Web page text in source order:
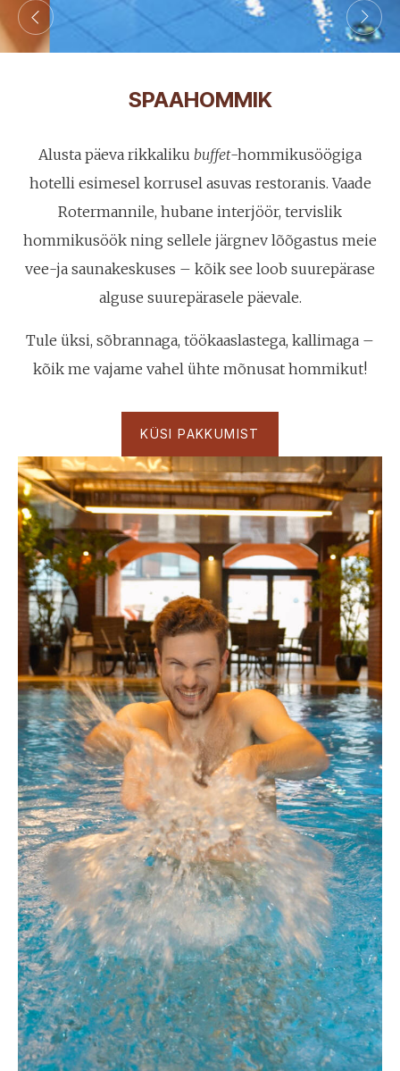
SPAAHOMMIK
Alusta päeva rikkaliku buffet-hommikusöögiga
hotelli esimesel korrusel asuvas restoranis. Vaade
Rotermannile, hubane interjöör, tervislik
hommikusöök ning sellele järgnev lõõgastus meie
vee-ja saunakeskuses – kõik see loob suurepärase
alguse suurepärasele päevale.
Tule üksi, sõbrannaga, töökaaslastega, kallimaga –
kõik me vajame vahel ühte mõnusat hommikut!
KÜSI PAKKUMIST